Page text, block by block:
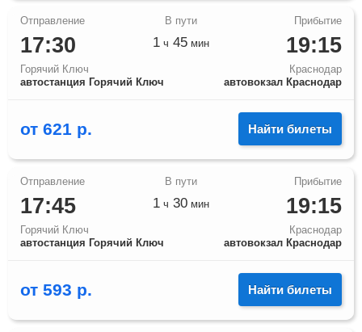
17:30
Горячий Ключ
автостанция Горячий Ключ
19:15
Краснодар
автовокзал Краснодар
1 ч 45 мин
от 621 р. Найти билеты
17:45
Горячий Ключ
автостанция Горячий Ключ
19:15
Краснодар
автовокзал Краснодар
1 ч 30 мин
от 593 р. Найти билеты